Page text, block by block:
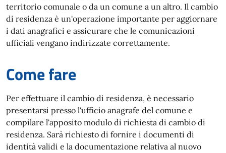
territorio comunale o da un comune a un altro. Il cambio
di residenza è un'operazione importante per aggiornare
i dati anagrafici e assicurare che le comunicazioni
ufficiali vengano indirizzate correttamente.
Come fare
Per effettuare il cambio di residenza, è necessario
presentarsi presso l'ufficio anagrafe del comune e
compilare l'apposito modulo di richiesta di cambio di
residenza. Sarà richiesto di fornire i documenti di
identità validi e la documentazione relativa al nuovo